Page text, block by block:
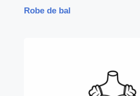
Robe de bal